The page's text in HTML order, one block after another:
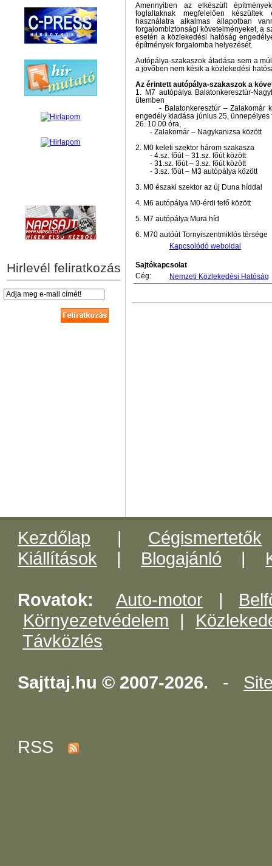
Hirlevél feliratkozás
Amennyiben az elkészült
foglaltaknak megfelelően készültek
használatra alkalmas állapotban
forgalombiztonsági követelményeket, a
esetén a közlekedési hatóság
építmények forgalomba helyezését.
Autópálya-szakaszok átadása sem a
a jövőben nem késik a közlekedési
Az érintett autópálya-szakaszok a
1. M7 autópálya Balatonkeresztúr-
ütemben
- Balatonkeresztúr – Zalakomár
engedély kiadása június 25,
26. 10.00 óra,
- Zalakomár – Nagykanizsa között
2. M0 keleti szektor három szakasza
- 4.sz. főút – 31.sz. főút között
- 31.sz. főút – 3.sz. főút között
- 3.sz. főút – M3 autópálya között
3. M0 északi szektor az új Duna híddal
4. M6 autópálya M0-érdi tető között
5. M7 autópálya Mura híd
6. M70 autóút Tornyiszentmiklós térsége
Kapcsolódó weboldal
Sajtókapcsolat
Cég:
Nemzeti Közlekedési Hatóság
Kezdőlap | Cégismertetők
Kiállítások | Blogajánló |
Rovatok: Auto-motor|
Környezetvédelem |
Távközlés
Sajttaj.hu © 2007-2026. -
RSS